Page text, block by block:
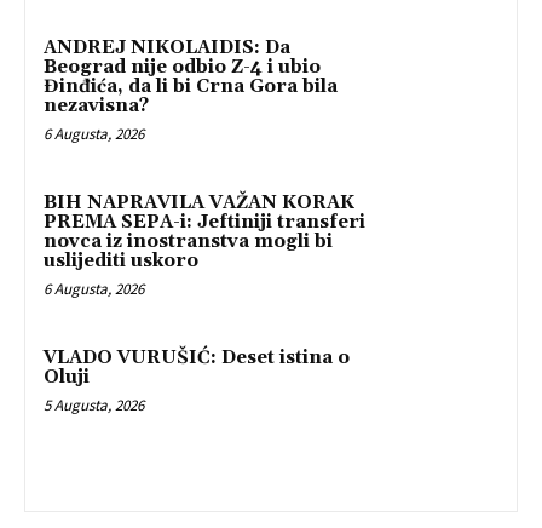
ANDREJ NIKOLAIDIS: Da
Beograd nije odbio Z-4 i ubio
Đinđića, da li bi Crna Gora bila
nezavisna?
6 Augusta, 2026
BIH NAPRAVILA VAŽAN KORAK
PREMA SEPA-i: Jeftiniji transferi
novca iz inostranstva mogli bi
uslijediti uskoro
6 Augusta, 2026
VLADO VURUŠIĆ: Deset istina o
Oluji
5 Augusta, 2026